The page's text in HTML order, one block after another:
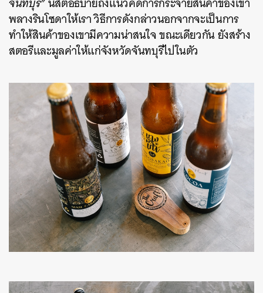
พลางรินโซดาให้เรา วิธีการดังกล่าวนอกจากจะเป็นการ
ทำให้สินค้าของเขามีความน่าสนใจ ขณะเดียวกัน ยังสร้าง
สตอรีและมูลค่าให้แก่จังหวัดจันทบุรีไปในตัว